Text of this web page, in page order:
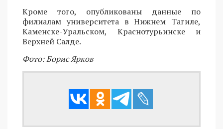
Кроме того, опубликованы данные по
филиалам университета в Нижнем Тагиле,
Каменске-Уральском, Краснотурьинске и
Верхней Салде.
Фото: Борис Ярков